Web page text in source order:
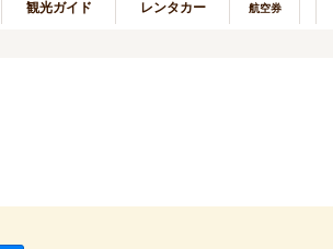
観光ガイド レンタカー 航空券